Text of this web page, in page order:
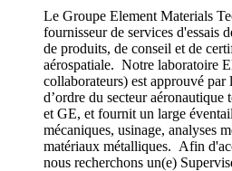
Le Groupe Element Materials
fournisseur de services d'essais
de produits, de conseil et de
aérospatiale. Notre laboratoire
collaborateurs) est approuvé
d’ordre du secteur
et GE, et fournit un large
mécaniques, usinage, analyses
matériaux métalliques. Afin
nous recherchons un(e)